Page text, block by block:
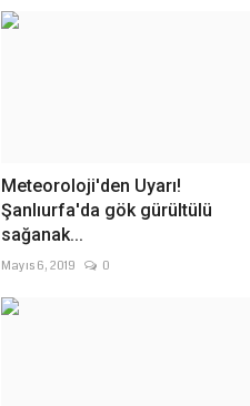
Meteoroloji'den Uyarı!
Şanlıurfa'da gök gürültülü
sağanak...
Mayıs 6, 2019 0